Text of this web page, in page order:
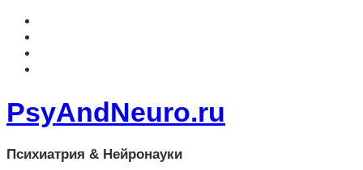
PsyAndNeuro.ru
Психиатрия & Нейронауки